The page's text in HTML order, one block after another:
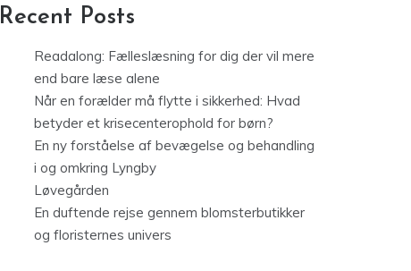
Recent Posts
Readalong: Fælleslæsning for dig der vil mere
end bare læse alene
Når en forælder må flytte i sikkerhed: Hvad
betyder et krisecenterophold for børn?
En ny forståelse af bevægelse og behandling
i og omkring Lyngby
Løvegården
En duftende rejse gennem blomsterbutikker
og floristernes univers